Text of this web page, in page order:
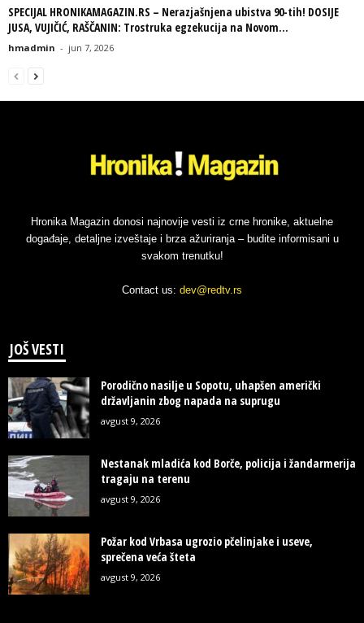
SPECIJAL HRONIKAMAGAZIN.RS – Nerazjašnjena ubistva 90-tih! DOSIJE
JUSA, VUJIČIĆ, RAŠČANIN: Trostruka egzekucija na Novom...
hmadmin - jun 7, 2026
Hronika Magazin donosi najnovije vesti iz crne hronike, aktuelne
događaje, detaljne izveštaje i brza ažuriranja – budite informisani u
svakom trenutku!
Contact us: dev@redtv.rs
JOŠ VESTI
Porodično nasilje u Sopotu, uhapšen američki
državljanin zbog napada na suprugu
avgust 9, 2026
Nestanak mladića kod Borče, policija i žandarmerija
tragaju na terenu
avgust 9, 2026
Požar kod Vrbasa ugrozio pčelinjake i useve,
sprečena veća šteta
avgust 9, 2026